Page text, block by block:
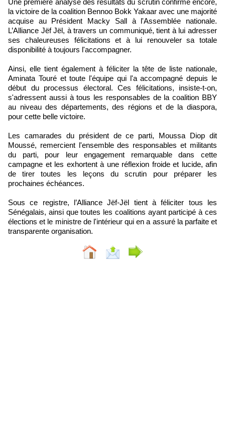
Une première analyse des résultats du scrutin confirme encore,
la victoire de la coalition Bennoo Bokk Yakaar avec une majorité
acquise au Président Macky Sall à l'Assemblée nationale.
L’Alliance Jëf Jël, à travers un communiqué, tient à lui adresser
ses chaleureuses félicitations et à lui renouveler sa totale
disponibilité à toujours l'accompagner.
Ainsi, elle tient également à féliciter la tête de liste nationale,
Aminata Touré et toute l'équipe qui l'a accompagné depuis le
début du processus électoral. Ces félicitations, insiste-t-on,
s'adressent aussi à tous les responsables de la coalition BBY
au niveau des départements, des régions et de la diaspora,
pour cette belle victoire.
Les camarades du président de ce parti, Moussa Diop dit
Moussé, remercient l'ensemble des responsables et militants
du parti, pour leur engagement remarquable dans cette
campagne et les exhortent à une réflexion froide et lucide, afin
de tirer toutes les leçons du scrutin pour préparer les
prochaines échéances.
Sous ce registre, l’Alliance Jëf-Jël tient à féliciter tous les
Sénégalais, ainsi que toutes les coalitions ayant participé à ces
élections et le ministre de l'intérieur qui en a assuré la parfaite et
transparente organisation.